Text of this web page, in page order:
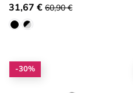
31,67 € 60,90 €
-30%